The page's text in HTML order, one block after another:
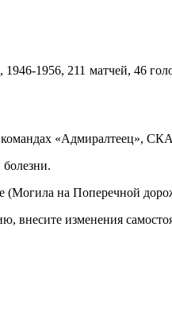
1956, 211 матчей, 46
«Адмиралтеец»,
(Могила на Поперечной
изменения